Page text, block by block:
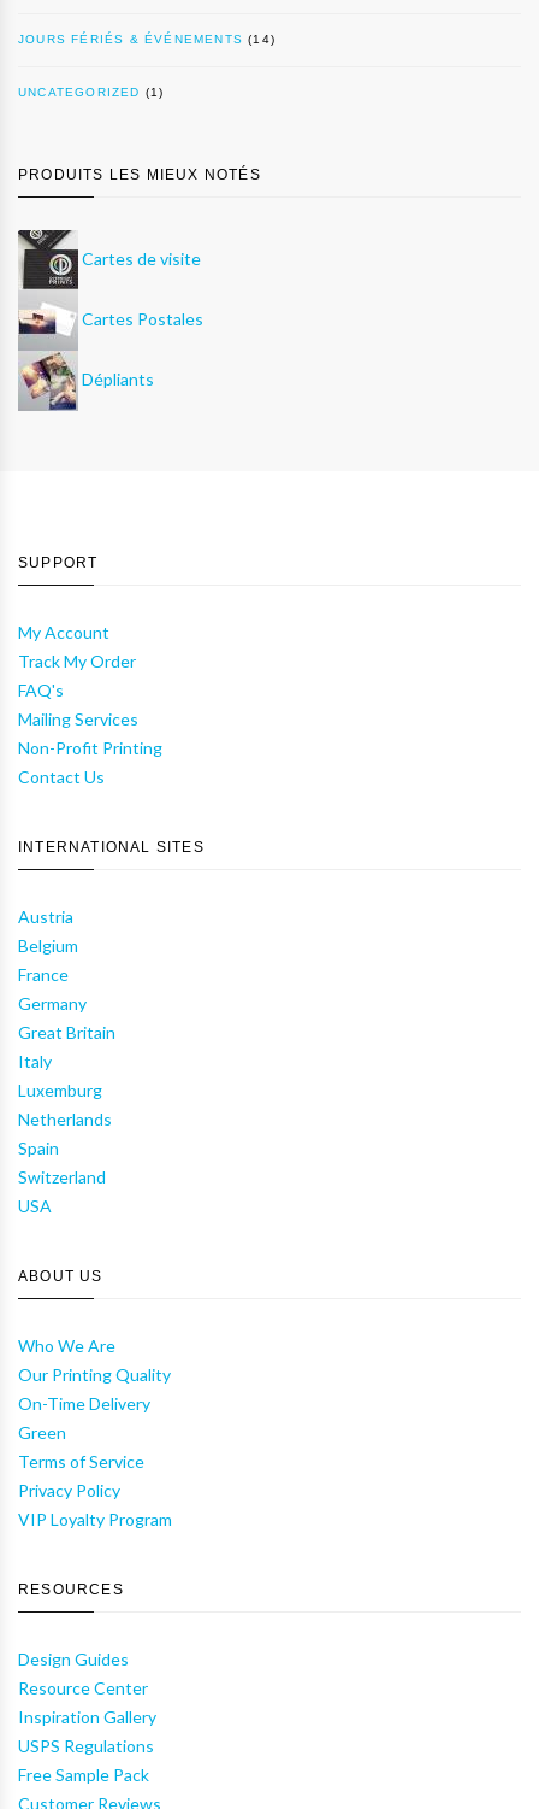
JOURS FÉRIÉS & ÉVÉNEMENTS (14)
UNCATEGORIZED (1)
PRODUITS LES MIEUX NOTÉS
Cartes de visite
Cartes Postales
Dépliants
SUPPORT
My Account
Track My Order
FAQ's
Mailing Services
Non-Profit Printing
Contact Us
INTERNATIONAL SITES
Austria
Belgium
France
Germany
Great Britain
Italy
Luxemburg
Netherlands
Spain
Switzerland
USA
ABOUT US
Who We Are
Our Printing Quality
On-Time Delivery
Green
Terms of Service
Privacy Policy
VIP Loyalty Program
RESOURCES
Design Guides
Resource Center
Inspiration Gallery
USPS Regulations
Free Sample Pack
Customer Reviews